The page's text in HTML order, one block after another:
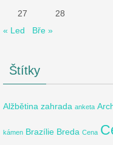
27
28
« Led
Bře »
Štítky
Alžbětina zahrada anketa
kámen Brazílie Breda Cena